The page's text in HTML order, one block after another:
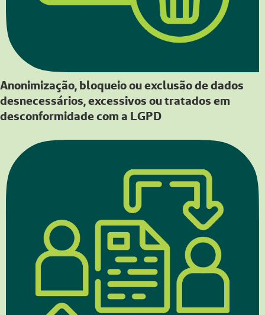
Anonimização, bloqueio ou exclusão de dados
desnecessários, excessivos ou tratados em
desconformidade com a LGPD